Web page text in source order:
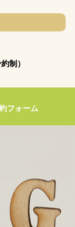
制）
フォーム